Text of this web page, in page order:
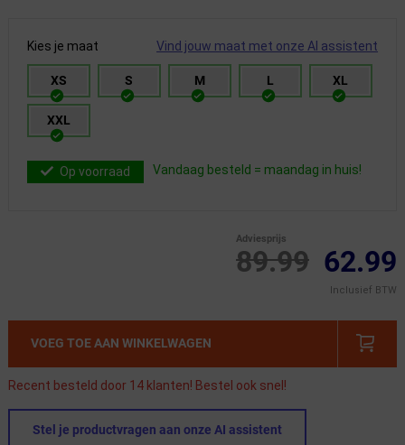
Kies je maat Vind jouw maat met onze AI assistent
XS S M L XL
XXL
Op voorraad Vandaag besteld = maandag in huis!
89.99
Adviesprijs
62.99
Inclusief BTW
VOEG TOE AAN WINKELWAGEN
Recent besteld door 14 klanten! Bestel ook snel!
Stel je productvragen aan onze AI assistent